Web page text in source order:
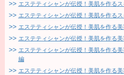
エステティシャンが伝授！美肌を作る
エステティシャンが伝授！美肌を作る
エステティシャンが伝授！美肌を作る
エステティシャンが伝授！美肌を作る
エステティシャンが伝授！美肌を作る
編
エステティシャンが伝授！美肌を作る